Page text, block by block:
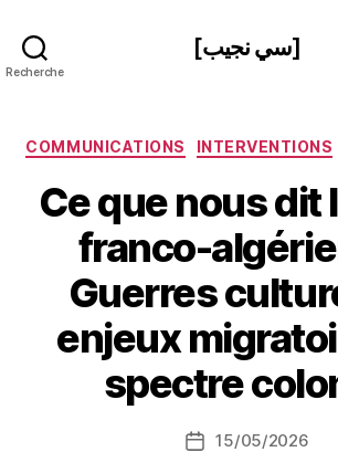
Recherche
[سي نجيب]
Catégories
COMMUNICATIONS INTERVENTIONS
Ce que nous dit
franco-
Guerres
enjeux
spectre
Auteur
de
a
S
N
Date15/05/2026